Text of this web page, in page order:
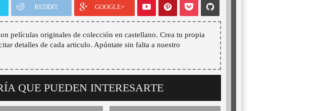
REDDIT GOOGLE+
películas originales de colección en castellano. Crea tu propia
detalles de cada articulo. Apúntate sin falta a nuestro
QUE PUEDEN INTERESARTE